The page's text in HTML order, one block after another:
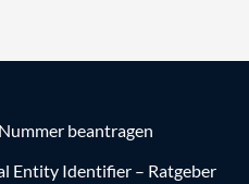
beantragen
Entity Identifier – Ratgeber